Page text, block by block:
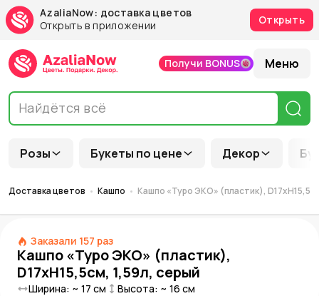
AzaliaNow: доставка цветов
Открыть в приложении
Открыть
Розы Букеты по цене Декор
Получи BONUS Меню
Доставка цветов Кашпо Кашпо «Туро ЭКО» (пластик),
Заказали 157 раз
Кашпо «Туро ЭКО» (пластик),
D17xH15,5см, 1,59л, серый
Ширина: ~ 17 см Высота: ~ 16 см